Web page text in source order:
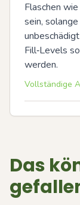
Flaschen
sein,
Fill‑Levels
werden.
Vollständige
Das